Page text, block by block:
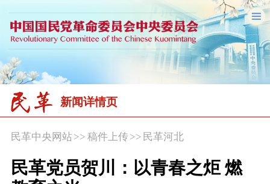
新闻详情页
民革中央网站>> 稿件上传 >> 民革河北
民革党员贺川：以青春之炬 燃